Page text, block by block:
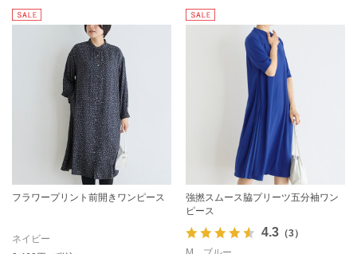
フラワープリント前開きワンピース
ネイビー
強撚スムース脇プリーツ五分袖ワン
ピース
4.3（3）